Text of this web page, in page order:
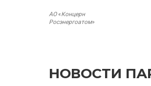
АО«Концерн
Росэнергоатом»
НОВОСТИ